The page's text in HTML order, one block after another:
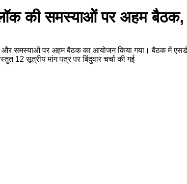
की समस्याओं पर अहम
और समस्याओं पर अहम बैठक का आयोजन किया गया। बैठक में
12 सूत्रीय मांग पत्र पर बिंदुवार चर्चा की गई